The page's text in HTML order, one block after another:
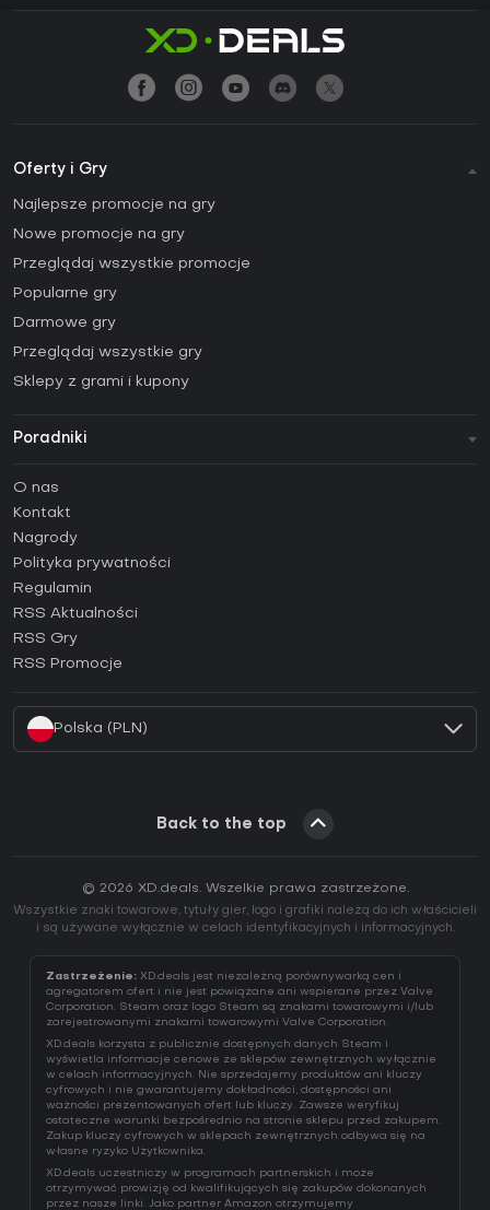
Oferty i Gry
Najlepsze promocje na gry
Nowe promocje na gry
Przeglądaj wszystkie promocje
Popularne gry
Darmowe gry
Przeglądaj wszystkie gry
Sklepy z grami i kupony
Poradniki
Poradniki
Jak aktywować klucz Steam (CD Key)?
Jak aktywować klucz Epic Games (CD Key)?
Jak aktywować klucz GOG (CD Key)?
Jak aktywować klucz Ubisoft Connect (CD Key)?
O nas
Kontakt
Nagrody
Polityka prywatności
Regulamin
RSS Aktualności
RSS Gry
RSS Promocje
Polska (PLN)
Back to the top
© 2026 XD.deals. Wszelkie prawa zastrzeżone.
Wszystkie znaki towarowe, tytuły gier, logo i grafiki należą do ich właścicieli
i są używane wyłącznie w celach identyfikacyjnych i informacyjnych.
Zastrzeżenie: XD.deals jest niezależną porównywarką cen i
agregatorem ofert i nie jest powiązane ani wspierane przez Valve
Corporation. Steam oraz logo Steam są znakami towarowymi i/lub
zarejestrowanymi znakami towarowymi Valve Corporation.
XD.deals korzysta z publicznie dostępnych danych Steam i
wyświetla informacje cenowe ze sklepów zewnętrznych wyłącznie
w celach informacyjnych. Nie sprzedajemy produktów ani kluczy
cyfrowych i nie gwarantujemy dokładności, dostępności ani
ważności prezentowanych ofert lub kluczy. Zawsze weryfikuj
ostateczne warunki bezpośrednio na stronie sklepu przed zakupem.
Zakup kluczy cyfrowych w sklepach zewnętrznych odbywa się na
własne ryzyko Użytkownika.
XD.deals uczestniczy w programach partnerskich i może
otrzymywać prowizję od kwalifikujących się zakupów dokonanych
przez nasze linki. Jako partner Amazon otrzymujemy